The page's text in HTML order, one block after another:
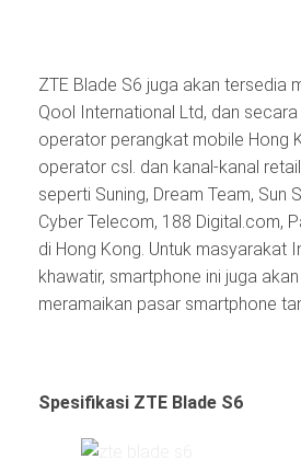
ZTE Blade S6 juga akan tersedia
Qool International Ltd, dan
operator perangkat mobile Hong
operator csl. dan kanal-kanal
seperti Suning, Dream Team, Sun
Cyber Telecom, 188 Digital.com,
di Hong Kong. Untuk masyarakat
khawatir, smartphone ini juga
meramaikan pasar smartphone
Spesifikasi ZTE Blade S6